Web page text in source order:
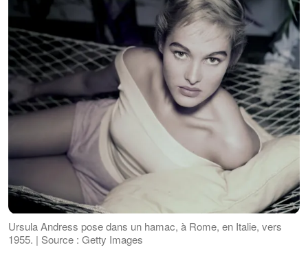
Ursula Andress pose dans un hamac, à Rome, en Italie, vers
1955. | Source : Getty Images